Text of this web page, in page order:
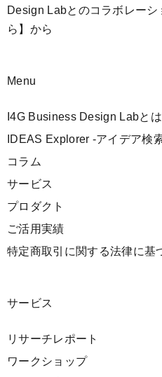
Design Labとのコラボレーシ
ら】 から
Menu
I4G Business Design Labとは
IDEAS Explorer -アイデア検
コラム
サービス
プロダクト
ご活用実績
特定商取引に関する法律に基
サービス
リサーチレポート
ワークショップ